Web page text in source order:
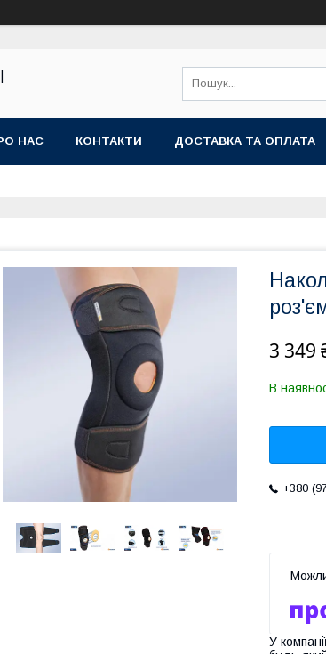
НАС КОНТАКТИ ДОСТАВКА ТА ОПЛАТА
3 349
В
+380
У